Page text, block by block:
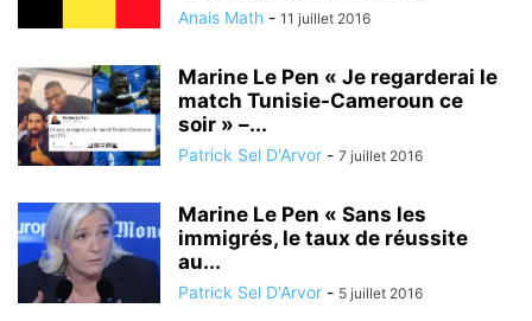
Anais Math - 11 juillet 2016
Marine Le Pen « Je regarderai le
match Tunisie-Cameroun ce
soir » –...
Patrick Sel D'Arvor - 7 juillet 2016
Marine Le Pen « Sans les
immigrés, le taux de réussite
au...
Patrick Sel D'Arvor - 5 juillet 2016